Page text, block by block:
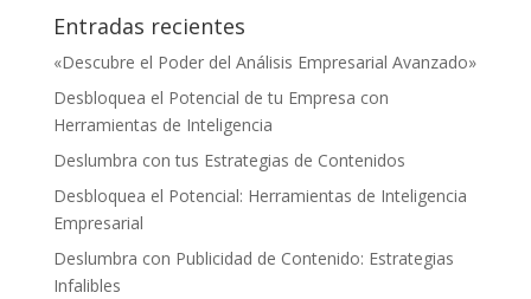
Entradas recientes
«Descubre el Poder del Análisis Empresarial Avanzado»
Desbloquea el Potencial de tu Empresa con
Herramientas de Inteligencia
Deslumbra con tus Estrategias de Contenidos
Desbloquea el Potencial: Herramientas de Inteligencia
Empresarial
Deslumbra con Publicidad de Contenido: Estrategias
Infalibles